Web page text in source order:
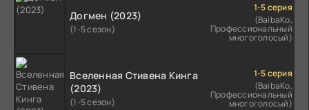
Догмен (2023)
(1-5 сезон)
1-5 серия
(BaibaKo,
Профессиональный
многоголосый)
Вселенная Стивена Кинга
(2023)
(1-5 сезон)
1-5 серия
(BaibaKo,
Профессиональный
многоголосый)